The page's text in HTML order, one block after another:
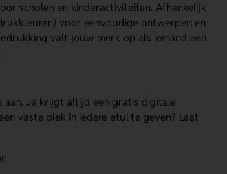
scholen en kinderactiviteiten. Afhankelijk
voor eenvoudige ontwerpen en
valt jouw merk op als iemand een
Je krijgt altijd een gratis digitale
vaste plek in iedere etui te geven? Laat